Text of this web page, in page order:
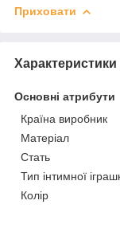
Приховати
Характеристики
Основні атрибути
Країна виробник
Матеріал
Стать
Тип інтимної
Колір